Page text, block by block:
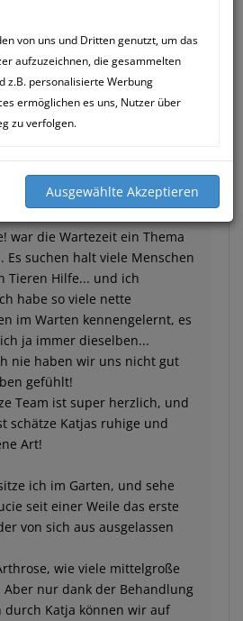
von uns und Dritten genutzt, um das
aufzuzeichnen, die gesammelten
z.B. personalisierte Werbung
ermöglichen es uns, Nutzer über
zu verfolgen.
MANUELA GRAB
19:01
jetzt schon länger in die
kommen, ist es eben so, dass
und kleinen Zipperlein
war die Wartezeit ein Thema
Es suchen halt viele Menschen
Tieren Hilfe... und ich
habe so viele nette
im Warten kennengelernt, es
ja immer dieselben...
nie haben wir uns nicht gut
gefühlt!
Team ist super herzlich, und
schätze Katjas ruhige und
Art!
ich im Garten, und sehe
seit einer Weile das erste
von sich aus ausgelassen
wie viele mittelgroße
Aber nur dank der Behandlung
durch Katja können wir auf